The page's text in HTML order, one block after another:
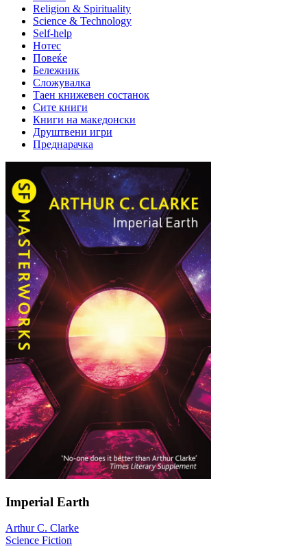
Religion & Spirituality
Science & Technology
Self-help
Нотес
Повеќе
Бележник
Сложувалка
Таен книжевен состанок
Сите книги
Книги на македонски
Друштвени игри
Преднарачка
Imperial Earth
Arthur C. Clarke
Science Fiction